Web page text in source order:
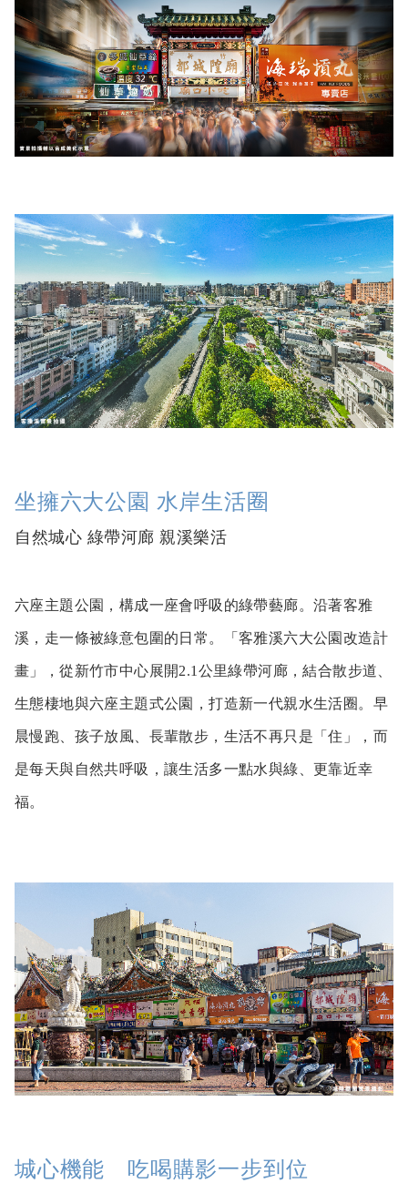
坐擁六大公園 水岸生活圈
自然城心 綠帶河廊 親溪樂活
六座主題公園，構成一座會呼吸的綠帶藝廊。沿著客雅
溪，走一條被綠意包圍的日常。「客雅溪六大公園改造計
畫」，從新竹市中心展開2.1公里綠帶河廊，結合散步道、
生態棲地與六座主題式公園，打造新一代親水生活圈。早
晨慢跑、孩子放風、長輩散步，生活不再只是「住」，而
是每天與自然共呼吸，讓生活多一點水與綠、更靠近幸
城心機能 吃喝購影一步到位